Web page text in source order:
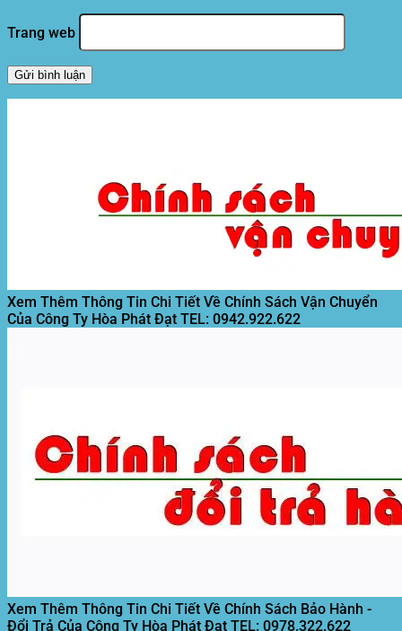
Trang web
Xem Thêm Thông Tin Chi Tiết Về Chính Sách Vận Chuyển
Của Công Ty Hòa Phát Đạt TEL: 0942.922.622
Xem Thêm Thông Tin Chi Tiết Về Chính Sách Bảo Hành -
Đổi Trả Của Công Ty Hòa Phát Đạt TEL: 0978.322.622